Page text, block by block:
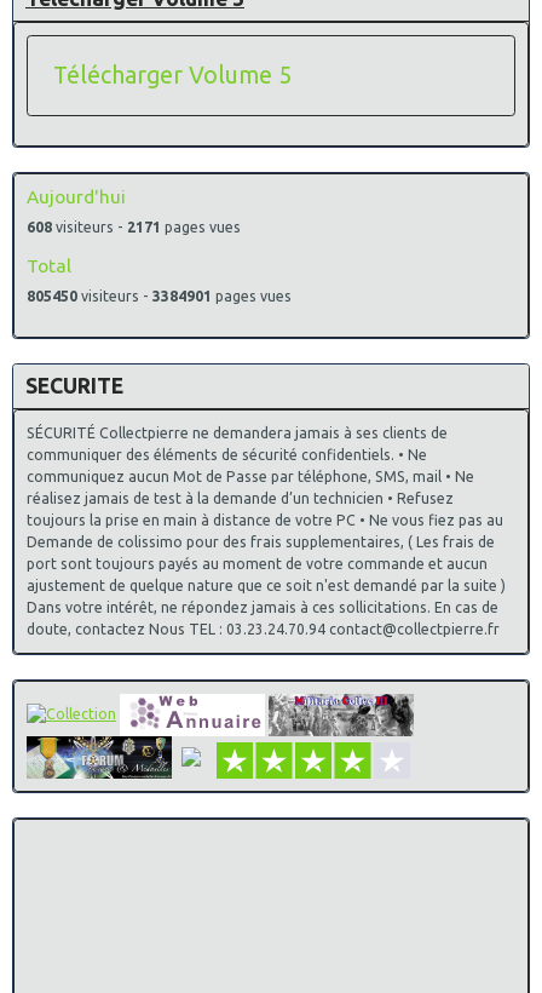
Télécharger Volume 5
Aujourd'hui
608 visiteurs - 2171 pages vues
Total
805450 visiteurs - 3384901 pages vues
SECURITE
SÉCURITÉ Collectpierre ne demandera jamais à ses clients de
communiquer des éléments de sécurité confidentiels. • Ne
communiquez aucun Mot de Passe par téléphone, SMS, mail • Ne
réalisez jamais de test à la demande d’un technicien • Refusez
toujours la prise en main à distance de votre PC • Ne vous fiez pas au
Demande de colissimo pour des frais supplementaires, ( Les frais de
port sont toujours payés au moment de votre commande et aucun
ajustement de quelque nature que ce soit n'est demandé par la suite )
Dans votre intérêt, ne répondez jamais à ces sollicitations. En cas de
doute, contactez Nous TEL : 03.23.24.70.94 contact@collectpierre.fr